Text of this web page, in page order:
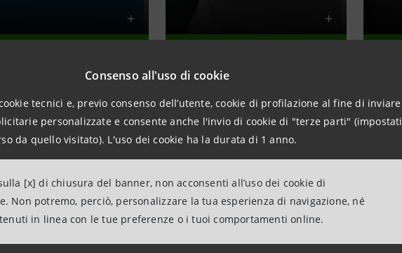
Consenso all'uso di cookie
tecnici e, previo consenso dell’utente, cookie di profilazione al fine di inviare
personalizzate e consente anche l'invio di cookie di "terze parti" (impostati
da quello visitato). L'uso dei cookie ha la durata di 1 anno.
[x] di chiusura del banner, non acconsenti all’uso dei cookie di
Non potremo, perciò, personalizzare la tua esperienza di navigazione, né
in linea con le tue preferenze o i tuoi comportamenti online.
Jasmine
Paolini,eccellenza italiana
mondiale WTA.